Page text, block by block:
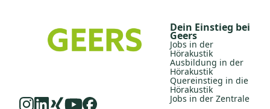
Dein Einstieg bei
Geers
Jobs in der
Hörakustik
Ausbildung in der
Hörakustik
Quereinstieg in die
Hörakustik
Jobs in der Zentrale